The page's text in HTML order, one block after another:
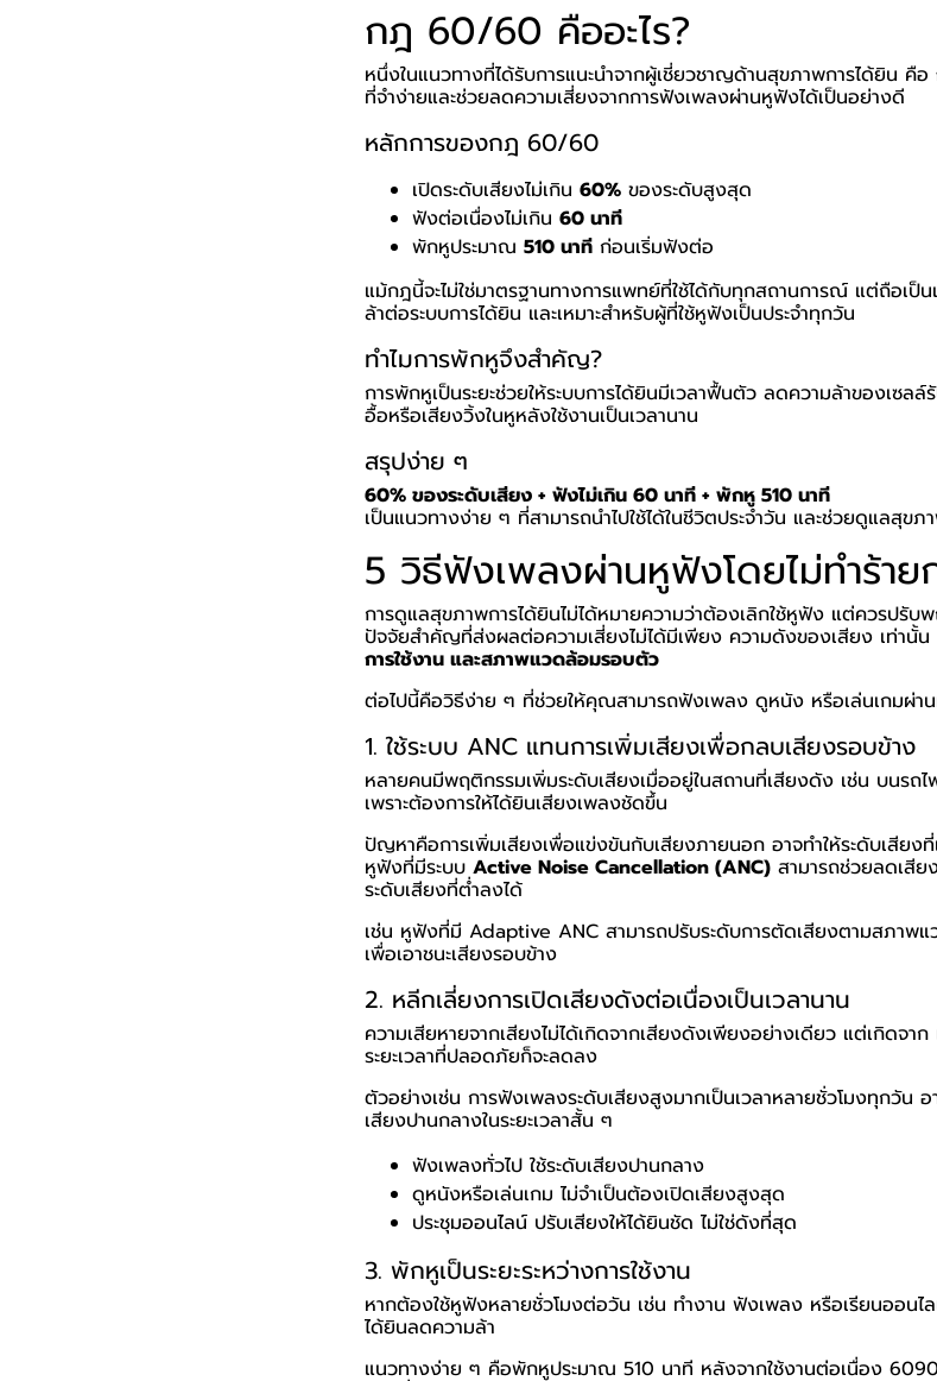
กฎ 60/60 คืออะไร?
หนึ่งในแนวทางที่ได้รับการแนะนำจากผู้เชี่ยวชาญด้านสุขภาพการได้ยิน คือ
ที่จำง่ายและช่วยลดความเสี่ยงจากการฟังเพลงผ่านหูฟังได้เป็นอย่างดี
หลักการของกฎ 60/60
เปิดระดับเสียงไม่เกิน 60% ของระดับสูงสุด
ฟังต่อเนื่องไม่เกิน 60 นาที
พักหูประมาณ 510 นาที ก่อนเริ่มฟังต่อ
แม้กฎนี้จะไม่ใช่มาตรฐานทางการแพทย์ที่ใช้ได้กับทุกสถานการณ์ แต่ถือเป็
ล้าต่อระบบการได้ยิน และเหมาะสำหรับผู้ที่ใช้หูฟังเป็นประจำทุกวัน
ทำไมการพักหูจึงสำคัญ?
การพักหูเป็นระยะช่วยให้ระบบการได้ยินมีเวลาฟื้นตัว ลดความล้าของเซล
อื้อหรือเสียงวิ้งในหูหลังใช้งานเป็นเวลานาน
สรุปง่าย ๆ
60% ของระดับเสียง + ฟังไม่เกิน 60 นาที + พักหู 510 นาที
เป็นแนวทางง่าย ๆ ที่สามารถนำไปใช้ได้ในชีวิตประจำวัน และช่วยดูแลสุขภา
5 วิธีฟังเพลงผ่านหูฟังโดยไม่ทำร้าย
การดูแลสุขภาพการได้ยินไม่ได้หมายความว่าต้องเลิกใช้หูฟัง แต่ควรปรับพ
ปัจจัยสำคัญที่ส่งผลต่อความเสี่ยงไม่ได้มีเพียง ความดังของเสียง เท่านั้
การใช้งาน และสภาพแวดล้อมรอบตัว
ต่อไปนี้คือวิธีง่าย ๆ ที่ช่วยให้คุณสามารถฟังเพลง ดูหนัง หรือเล่นเกมผ่
1. ใช้ระบบ ANC แทนการเพิ่มเสียงเพื่อกลบเสียงรอบข้าง
หลายคนมีพฤติกรรมเพิ่มระดับเสียงเมื่ออยู่ในสถานที่เสียงดัง เช่น บนรถ
เพราะต้องการให้ได้ยินเสียงเพลงชัดขึ้น
ปัญหาคือการเพิ่มเสียงเพื่อแข่งขันกับเสียงภายนอก อาจทำให้ระดับเสียงที่
หูฟังที่มีระบบ Active Noise Cancellation (ANC) สามารถช่วยลดเสี
ระดับเสียงที่ต่ำลงได้
เช่น หูฟังที่มี Adaptive ANC สามารถปรับระดับการตัดเสียงตามสภาพแ
เพื่อเอาชนะเสียงรอบข้าง
2. หลีกเลี่ยงการเปิดเสียงดังต่อเนื่องเป็นเวลานาน
ความเสียหายจากเสียงไม่ได้เกิดจากเสียงดังเพียงอย่างเดียว แต่เกิดจา
ระยะเวลาที่ปลอดภัยก็จะลดลง
ตัวอย่างเช่น การฟังเพลงระดับเสียงสูงมากเป็นเวลาหลายชั่วโมงทุกวัน
เสียงปานกลางในระยะเวลาสั้น ๆ
ฟังเพลงทั่วไป ใช้ระดับเสียงปานกลาง
ดูหนังหรือเล่นเกม ไม่จำเป็นต้องเปิดเสียงสูงสุด
ประชุมออนไลน์ ปรับเสียงให้ได้ยินชัด ไม่ใช่ดังที่สุด
3. พักหูเป็นระยะระหว่างการใช้งาน
หากต้องใช้หูฟังหลายชั่วโมงต่อวัน เช่น ทำงาน ฟังเพลง หรือเรียนออนไ
ได้ยินลดความล้า
แนวทางง่าย ๆ คือพักหูประมาณ 510 นาที หลังจากใช้งานต่อเนื่อง